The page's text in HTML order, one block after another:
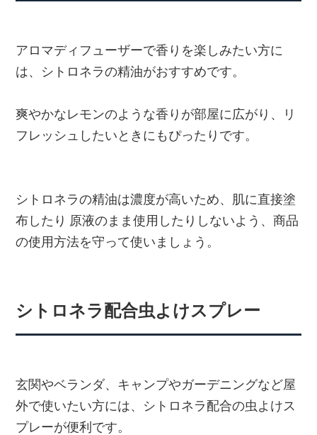
アロマディフューザーで香りを楽しみたい方に
は、シトロネラの精油がおすすめです。
爽やかなレモンのような香りが部屋に広がり、リ
フレッシュしたいときにもぴったりです。
シトロネラの精油は濃度が高いため、肌に直接塗
布したり 原液のまま使用したりしないよう、商品
の使用方法を守って使いましょう。
シトロネラ配合虫よけスプレー
玄関やベランダ、キャンプやガーデニングなど屋
外で使いたい方には、シトロネラ配合の虫よけス
プレーが便利です。